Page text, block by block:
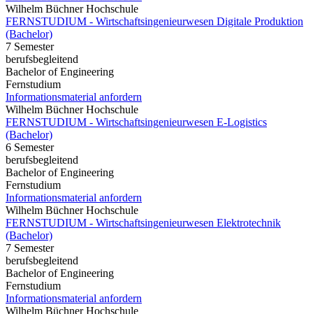
Wilhelm Büchner Hochschule
FERNSTUDIUM - Wirtschaftsingenieurwesen Digitale Produktion
(Bachelor)
7 Semester
berufsbegleitend
Bachelor of Engineering
Fernstudium
Informationsmaterial anfordern
Wilhelm Büchner Hochschule
FERNSTUDIUM - Wirtschaftsingenieurwesen E-Logistics
(Bachelor)
6 Semester
berufsbegleitend
Bachelor of Engineering
Fernstudium
Informationsmaterial anfordern
Wilhelm Büchner Hochschule
FERNSTUDIUM - Wirtschaftsingenieurwesen Elektrotechnik
(Bachelor)
7 Semester
berufsbegleitend
Bachelor of Engineering
Fernstudium
Informationsmaterial anfordern
Wilhelm Büchner Hochschule